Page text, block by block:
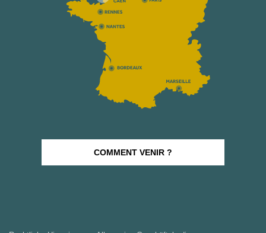
COMMENT VENIR ?